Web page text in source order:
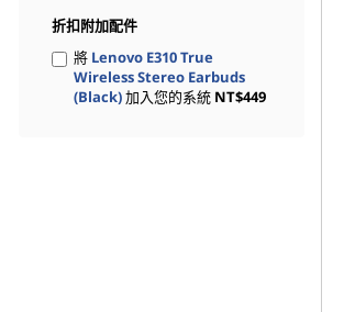
折扣附加配件
將 Lenovo E310 True
Wireless Stereo Earbuds
(Black)加入您的系統 NT$449